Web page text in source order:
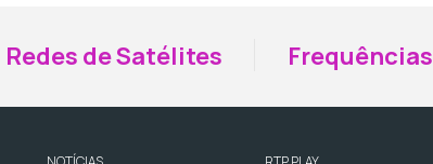
Redes de Satélites Frequências